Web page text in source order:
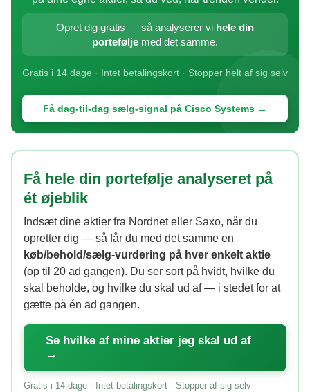
Opret dig gratis — så analyserer vi hele din
portefølje med det samme.
Gratis i 14 dage · Intet betalingskort · Stopper helt af sig selv
Få dag-til-dag sælg-signal på Cisco Systems →
Få hele din portefølje analyseret på
ét øjeblik
Indsæt dine aktier fra Nordnet eller Saxo, når du
opretter dig — så får du med det samme en
køb/behold/sælg-vurdering på hver enkelt aktie
(op til 20 ad gangen). Du ser sort på hvidt, hvilke du
skal beholde, og hvilke du skal ud af — i stedet for at
gætte på én ad gangen.
Se hvilke af mine aktier jeg skal ud af
→
Gratis i 14 dage · Intet betalingskort · Stopper af sig selv